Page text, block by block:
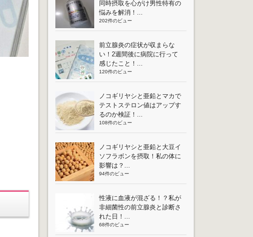
同時摂取を心がけ男性特有の
悩みを解消！...
202件のビュー
前立腺炎の症状が収まらな
い！2週間後に病院に行って
感じたこと！...
120件のビュー
ノコギリヤシと亜鉛とマカで
テストステロン値はアップす
るのか検証！...
108件のビュー
ノコギリヤシと亜鉛と大豆イ
ソフラボンを摂取！私の体に
影響は？...
94件のビュー
性液に血液が混ざる！？私が
非細菌性の前立腺炎と診断さ
れた日！...
68件のビュー